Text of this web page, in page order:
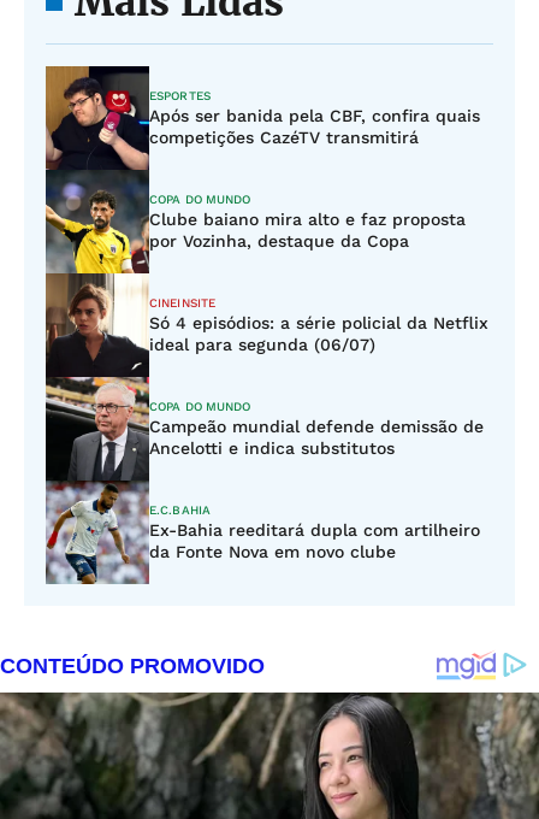
ESPORTES
Após ser banida pela CBF, confira quais
competições CazéTV transmitirá
COPA DO MUNDO
Clube baiano mira alto e faz proposta
por Vozinha, destaque da Copa
CINEINSITE
Só 4 episódios: a série policial da Netflix
ideal para segunda (06/07)
COPA DO MUNDO
Campeão mundial defende demissão de
Ancelotti e indica substitutos
E.C.BAHIA
Ex-Bahia reeditará dupla com artilheiro
da Fonte Nova em novo clube